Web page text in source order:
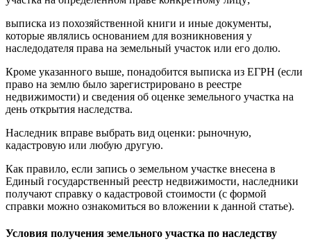
выписка из похозяйственной книги и иные документы,
которые являлись основанием для возникновения у
наследодателя права на земельный участок или его долю.
Кроме указанного выше, понадобится выписка из ЕГРН (если
право на землю было зарегистрировано в реестре
недвижимости) и сведения об оценке земельного участка на
день открытия наследства.
Наследник вправе выбрать вид оценки: рыночную,
кадастровую или любую другую.
Как правило, если запись о земельном участке внесена в
Единый государственный реестр недвижимости, наследники
получают справку о кадастровой стоимости (с формой
справки можно ознакомиться во вложении к данной статье).
Условия получения земельного участка по наследству